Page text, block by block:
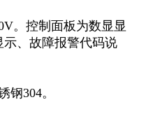
。控制面板为数显显
、故障报警代码说
304。